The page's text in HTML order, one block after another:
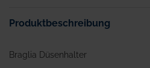
springen
Produktbeschreibung
Braglia Düsenhalter